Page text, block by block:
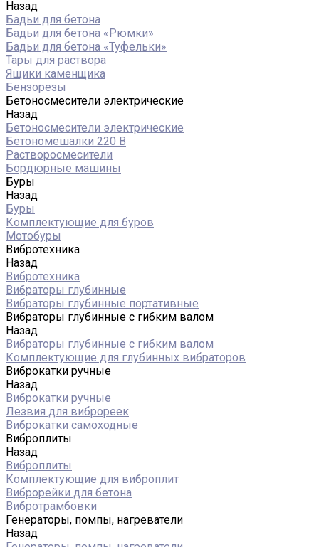
Назад
Бадьи для бетона
Бадьи для бетона «Рюмки»
Бадьи для бетона «Туфельки»
Тары для раствора
Ящики каменщика
Бензорезы
Бетоносмесители электрические
Назад
Бетоносмесители электрические
Бетономешалки 220 В
Растворосмесители
Бордюрные машины
Буры
Назад
Буры
Комплектующие для буров
Мотобуры
Вибротехника
Назад
Вибротехника
Вибраторы глубинные
Вибраторы глубинные портативные
Вибраторы глубинные с гибким валом
Назад
Вибраторы глубинные с гибким валом
Комплектующие для глубинных вибраторов
Виброкатки ручные
Назад
Виброкатки ручные
Лезвия для виброреек
Виброкатки самоходные
Виброплиты
Назад
Виброплиты
Комплектующие для виброплит
Виброрейки для бетона
Вибротрамбовки
Генераторы, помпы, нагреватели
Назад